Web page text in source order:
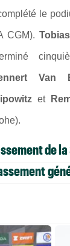
le
CGM).
Van
et
de